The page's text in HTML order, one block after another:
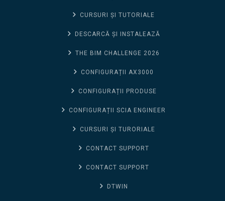
CURSURI ȘI TUTORIALE
DESCARCĂ ȘI INSTALEAZĂ
THE BIM CHALLENGE 2026
CONFIGURAȚII AX3000
CONFIGURAȚII PRODUSE
CONFIGURAȚII SCIA ENGINEER
CURSURI ȘI TURORIALE
CONTACT SUPPORT
CONTACT SUPPORT
DTWIN